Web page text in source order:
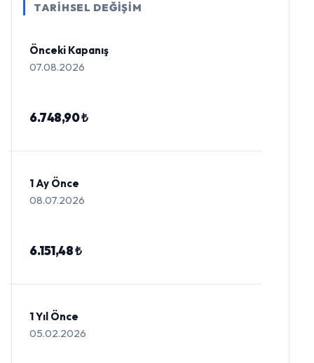
TARİHSEL DEĞİŞİM
Önceki Kapanış
07.08.2026
6.748,90 ₺
1 Ay Önce
08.07.2026
6.151,48 ₺
1 Yıl Önce
05.02.2026